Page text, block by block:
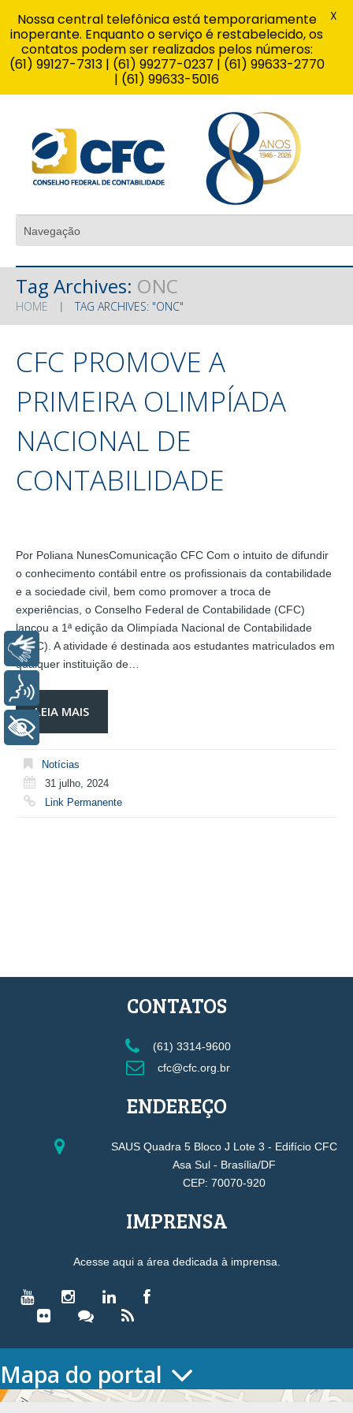
Tag Archives: ONC
HOME TAG ARCHIVES: "ONC"
CFC PROMOVE A
PRIMEIRA OLIMPÍADA
NACIONAL DE
CONTABILIDADE
Por Poliana NunesComunicação CFC Com o intuito de difundir
o conhecimento contábil entre os profissionais da contabilidade
e a sociedade civil, bem como promover a troca de
experiências, o Conselho Federal de Contabilidade (CFC)
lançou a 1ª edição da Olimpíada Nacional de Contabilidade
(ONC). A atividade é destinada aos estudantes matriculados em
qualquer instituição de…
LEIA MAIS
Notícias
31 julho, 2024
Link Permanente
CONTATOS
(61) 3314-9600
cfc@cfc.org.br
ENDEREÇO
SAUS Quadra 5 Bloco J Lote 3 - Edifício CFC
Asa Sul - Brasília/DF
CEP: 70070-920
IMPRENSA
Acesse aqui a área dedicada à imprensa.
Mapa do portal
HOME
Nossa central telefônica está temporariamente
inoperante. Enquanto o serviço é restabelecido, os
contatos podem ser realizados pelos números:
(61) 99127-7313 | (61) 99277-0237 | (61) 99633-2770
| (61) 99633-5016
X
Libras
Voz